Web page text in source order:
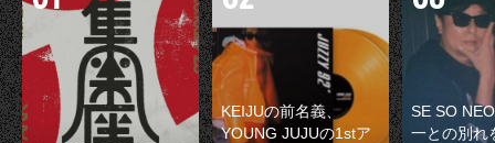
KEIJUの前名義、
YOUNG JUJUの1stア
SE SO
一との別れ